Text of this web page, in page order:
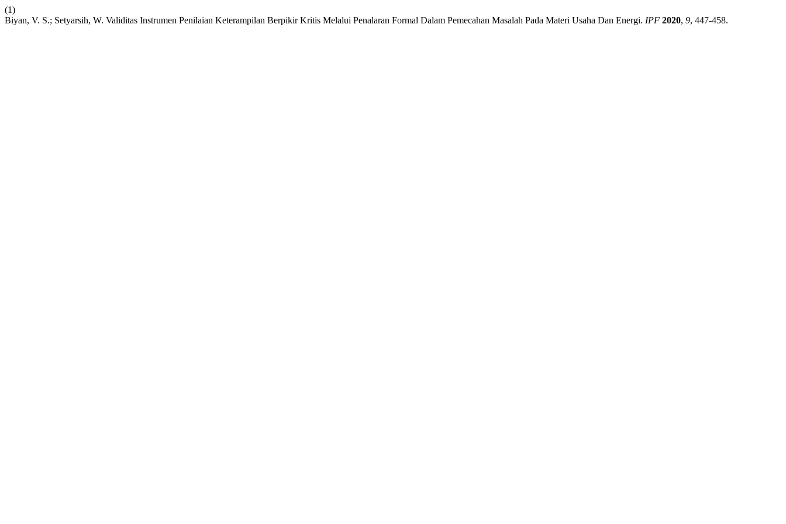
(1)
Biyan, V. S.; Setyarsih, W. Validitas Instrumen Penilaian Keterampilan Berpikir Kritis Melalui Penalaran Formal Dalam Pemecahan Masalah Pada Materi Usaha Dan Energi. IPF 2020, 9, 447-458.